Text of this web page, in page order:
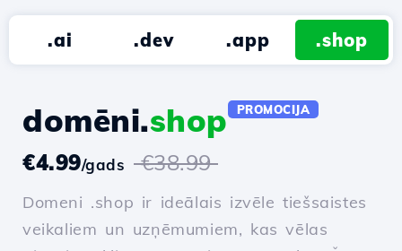
.ai .dev .app .shop
domēni.shop PROMOCIJA
€4.99/gads €38.99
Domeni .shop ir ideālais izvēle tiešsaistes
veikaliem un uzņēmumiem, kas vēlas